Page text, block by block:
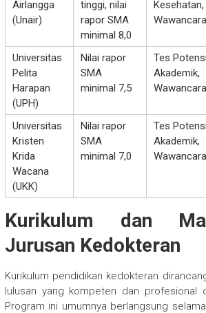
Airlangga
(Unair)
tinggi, nilai
rapor SMA
minimal 8,0
Kesehatan,
Wawancara
Universitas
Pelita
Harapan
(UPH)
Nilai rapor
SMA
minimal 7,5
Tes Potensi
Akademik,
Wawancara
Universitas
Kristen
Krida
Wacana
(UKK)
Nilai rapor
SMA
minimal 7,0
Tes Potensi
Akademik,
Wawancara
Kurikulum dan
Jurusan Kedokteran
Kurikulum pendidikan kedokteran
lulusan yang kompeten dan profesional
Program ini umumnya berlangsung